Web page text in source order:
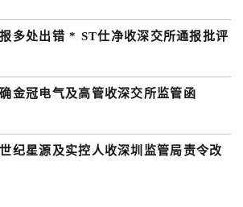
多处出错 * ST仕净收深交所通报批评
金冠电气及高管收深交所监管函
纪星源及实控人收深圳监管局责令改